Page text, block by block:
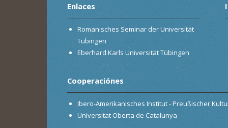
Enlaces
Romanisches Seminar der Universität
Tübingen
Eberhard Karls Universität Tübingen
Cooperaciónes
Ibero-Amerikanisches Institut - Preußischer
Universitat Oberta de Catalunya